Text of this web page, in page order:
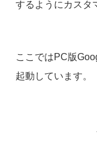
するようにカスタ
ここではPC版
起動しています。